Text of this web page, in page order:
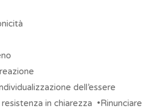
dell’essere
in chiarezza •Rinunciare